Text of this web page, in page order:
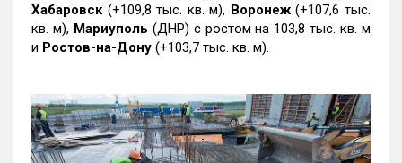
Хабаровск (+109,8 тыс. кв. м), Воронеж(+107,6 тыс.
кв. м), Мариуполь (ДНР) с ростом на 103,8 тыс. кв. м
и Ростов-на-Дону (+103,7 тыс. кв. м).